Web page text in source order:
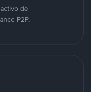
de
P2P.